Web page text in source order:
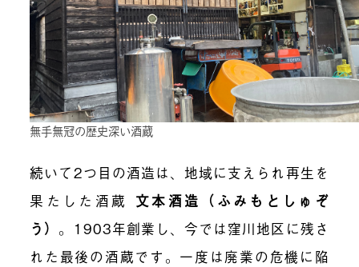
無手無冠の歴史深い酒蔵
続いて2つ目の酒造は、地域に支えられ再生を
果たした酒蔵 文本酒造（ふみもとしゅぞ
う） 。 1903年創業し、今では窪川地区に残さ
れた最後の酒蔵です。一度は廃業の危機に陥